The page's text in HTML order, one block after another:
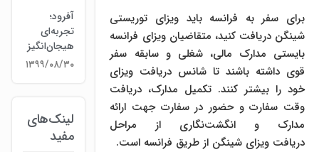
برای سفر به فرانسه باید ویزای توریستی
شینگن دریافت کنید، متقاضیان ویزای فرانسه
بایستی مدارک مالی، شغلی و سابقه سفر
قوی داشته باشند تا شانس دریافت ویزای
خود را بیشتر کنند. تکمیل مدارک، دریافت
وقت سفارت و حضور در سفارت جهت ارائه
مدارک و انگشت‌نگاری از مراحل
دریافت ویزای شینگن از طریق فرانسه است.
آفرود؛
تجربه‌ای
هیجان‌انگیز
۱۳۹۹/۰۸/۳۰
لینک‌های
مفید